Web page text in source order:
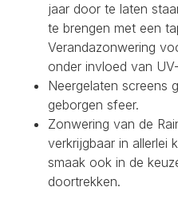
jaar door te laten
te brengen met een
Verandazonwering
onder invloed van
Neergelaten screens
geborgen sfeer.
Zonwering van de
verkrijgbaar in allerlei
smaak ook in de
doortrekken.